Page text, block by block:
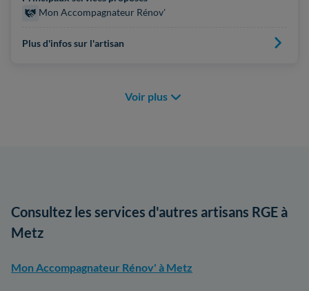
Mon Accompagnateur Rénov'
Plus d'infos sur l'artisan
Voir plus
Consultez les services d'autres artisans RGE à
Metz
Mon Accompagnateur Rénov' à Metz